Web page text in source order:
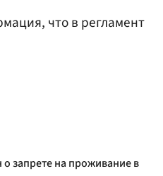
что в регламент
о запрете на проживание в